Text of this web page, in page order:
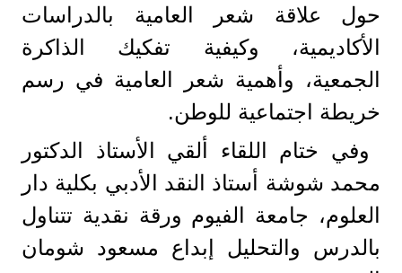
حول علاقة شعر العامية بالدراسات
الأكاديمية، وكيفية تفكيك الذاكرة
الجمعية، وأهمية شعر العامية في رسم
خريطة اجتماعية للوطن.
وفي ختام اللقاء ألقي الأستاذ الدكتور
محمد شوشة أستاذ النقد الأدبي بكلية دار
العلوم، جامعة الفيوم ورقة نقدية تتناول
بالدرس والتحليل إبداع مسعود شومان